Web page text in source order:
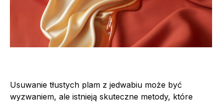
Usuwanie tłustych plam z jedwabiu może być
wyzwaniem, ale istnieją skuteczne metody, które